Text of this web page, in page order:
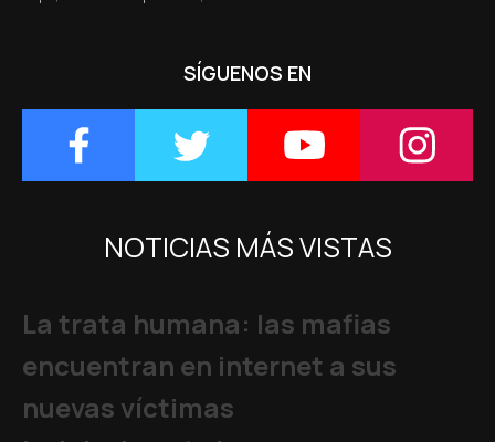
SÍGUENOS EN
NOTICIAS MÁS VISTAS
La trata humana: las mafias
encuentran en internet a sus
nuevas víctimas